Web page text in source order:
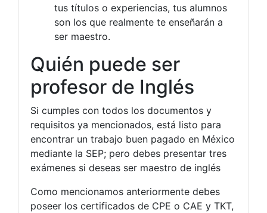
tus títulos o experiencias, tus alumnos
son los que realmente te enseñarán a
ser maestro.
Quién puede ser
profesor de Inglés
Si cumples con todos los documentos y
requisitos ya mencionados, está listo para
encontrar un trabajo buen pagado en México
mediante la SEP; pero debes presentar tres
exámenes si deseas ser maestro de inglés
Como mencionamos anteriormente debes
poseer los certificados de CPE o CAE y TKT,